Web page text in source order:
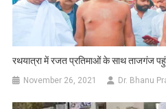
रथयात्रा में रजत प्रतिमाओं के साथ ताजगंज
November 26, 2021 Dr. Bhanu